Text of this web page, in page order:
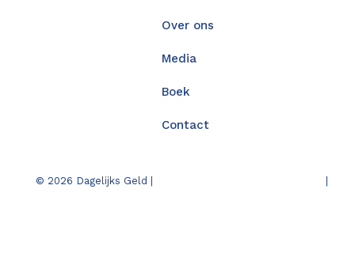
Over ons
Media
Boek
Contact
© 2026 Dagelijks Geld |